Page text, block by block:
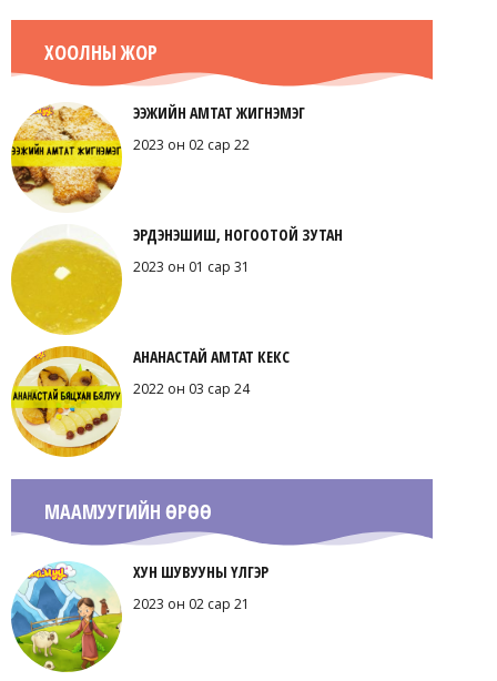
ХООЛНЫ ЖОР
ЭЭЖИЙН АМТАТ ЖИГНЭМЭГ
2023 он 02 сар 22
ЭРДЭНЭШИШ, НОГООТОЙ ЗУТАН
2023 он 01 сар 31
АНАНАСТАЙ АМТАТ КЕКС
2022 он 03 сар 24
МААМУУГИЙН ӨРӨӨ
ХУН ШУВУУНЫ ҮЛГЭР
2023 он 02 сар 21